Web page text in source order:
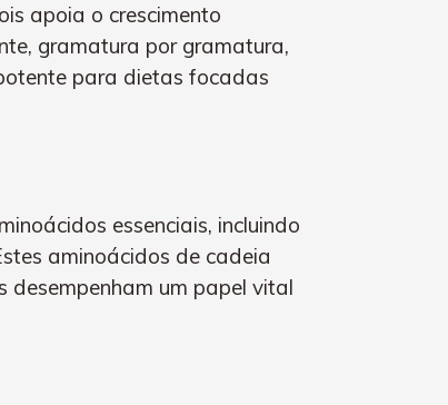
apoia o crescimento
gramatura por gramatura,
para dietas focadas
essenciais, incluindo
aminoácidos de cadeia
um papel vital